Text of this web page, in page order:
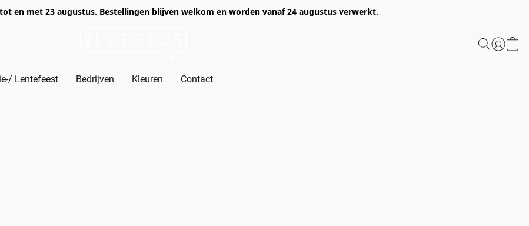
en met 23 augustus. Bestellingen blijven welkom en worden vanaf 24 augustus verwerkt.
Lentefeest Bedrijven Kleuren Contact